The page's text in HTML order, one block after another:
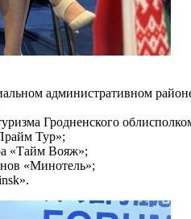
административном
Гродненского
Тур»;
«Тайм Вояж»;
«Минотель»;